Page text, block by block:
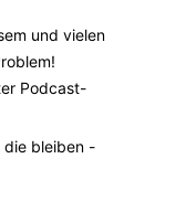
und vielen
Podcast-
die bleiben -